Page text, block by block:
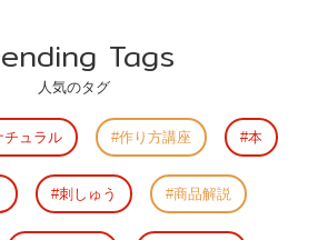
Tags
人気のタグ
チュラル 作り方講座 本
刺しゅう 商品解説